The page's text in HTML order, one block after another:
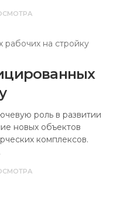
роль в развитии
новых объектов
комплексов.